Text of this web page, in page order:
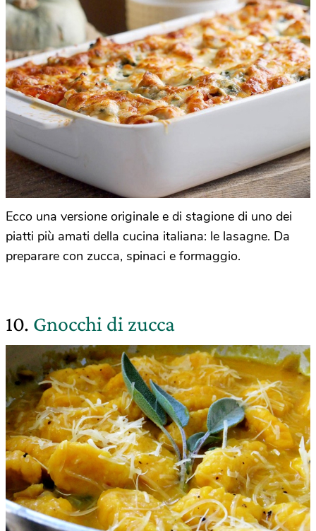
Ecco una versione originale e di stagione di uno dei
piatti più amati della cucina italiana: le lasagne. Da
preparare con zucca, spinaci e formaggio.
10. Gnocchi di zucca